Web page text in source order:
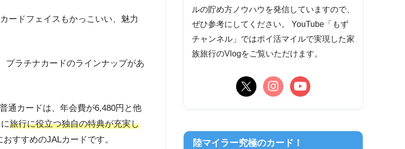
ードフェイスもかっこいい、魅力
プラチナカードのラインナップがあ
通カードは、年会費が6,480円と他
旅行に役立つ独自の特典が充実し
すすめのJALカードです。
ルの貯め方ノウハウを発信していますので、
ぜひ参考にしてください。 YouTube「もず
チャンネル」ではポイ活マイルで実現した家
族旅行のVlogをご覧いただけます。
陸マイラー究極のカード！